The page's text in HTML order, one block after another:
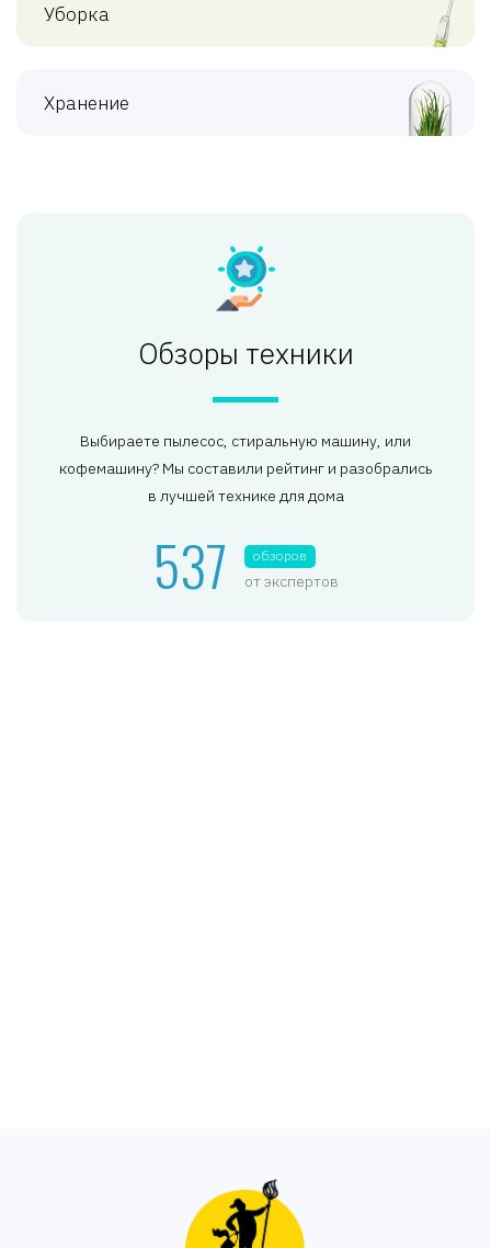
Уборка
Хранение
Обзоры техники
Выбираете пылесос, стиральную машину, или
кофемашину? Мы составили рейтинг и разобрались
в лучшей технике для дома
537 обзоров
от экспертов